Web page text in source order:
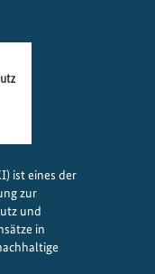
ist eines der
zur
und
in